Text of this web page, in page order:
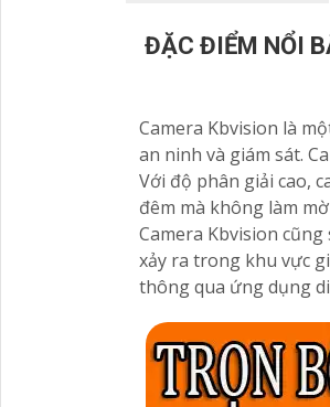
ĐẶC ĐIỂM NỔI
Camera Kbvision là
an ninh và giám sát.
Với độ phân giải cao,
đêm mà không làm
Camera Kbvision
xảy ra trong khu vực
thông qua ứng dụng